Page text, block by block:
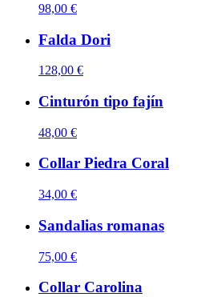
98,00 €
Falda Dori
128,00 €
Cinturón tipo fajín
48,00 €
Collar Piedra Coral
34,00 €
Sandalias romanas
75,00 €
Collar Carolina